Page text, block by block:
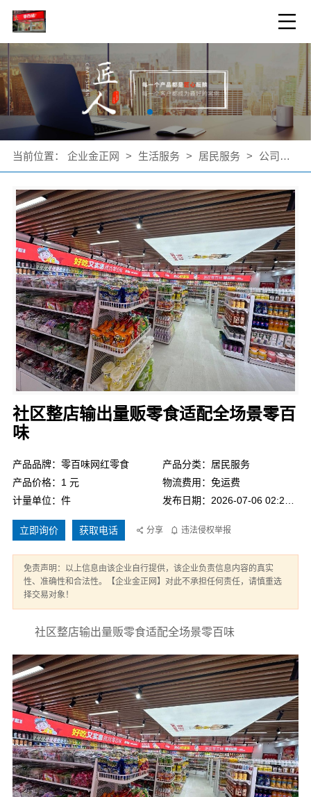
当前位置： 企业金正网 > 生活服务 > 居民服务 > 公司产品
社区整店输出量贩零食适配全场景零百
味
产品品牌：零百味网红零食
产品分类：居民服务
产品价格：1 元
物流费用：免运费
计量单位：件
立即询价 获取电话 分享 违法侵权举报
免责声明：以上信息由该企业自行提供，该企业负责信息内容的真实
性、准确性和合法性。【企业金正网】对此不承担任何责任，请慎重选
择交易对象！
社区整店输出量贩零食适配全场景零百味